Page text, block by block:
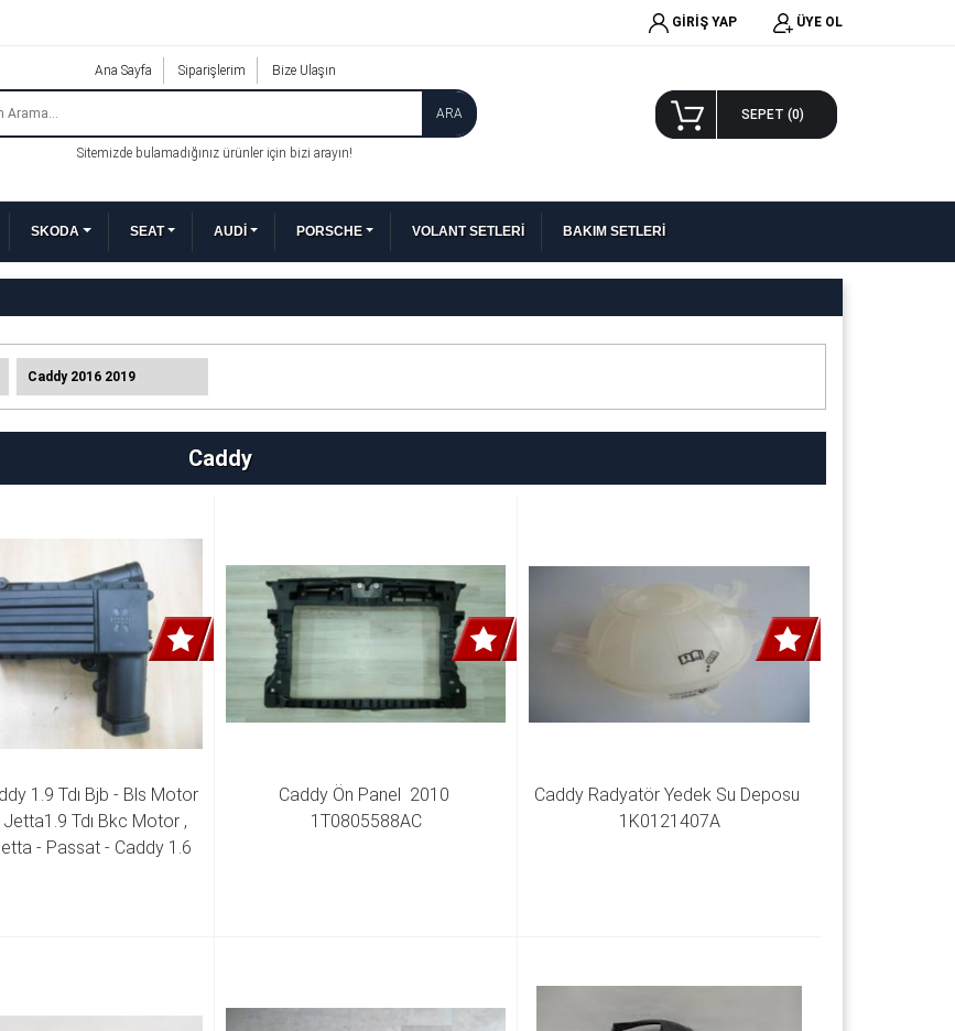
GİRİŞ YAP ÜYE OL
Ana Sayfa Siparişlerim Bize Ulaşın
ARA
Sitemizde bulamadığınız ürünler için bizi arayın!
SEPET (0)
SKODA SEAT AUDİ PORSCHE VOLANT SETLERİ BAKIM SETLERİ
Caddy 2016 2019
Caddy
1.9 Tdı Bjb - Bls Motor
Tdı Bkc Motor ,
- Passat - Caddy 1.6
Caddy Ön Panel  2010
1T0805588AC
Caddy Radyatör Yedek Su Deposu
1K0121407A